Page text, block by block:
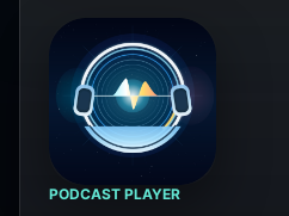
PODCAST PLAYER